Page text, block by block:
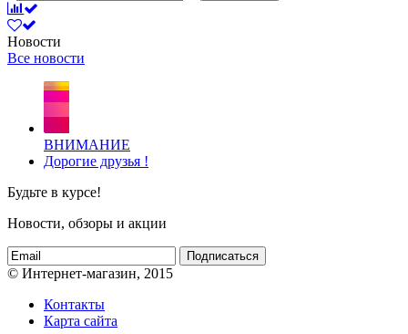
Новости
Все новости
ВНИМАНИЕ
Дорогие друзья !
Будьте в курсе!
Новости, обзоры и акции
Подписаться
© Интернет-магазин, 2015
Контакты
Карта сайта